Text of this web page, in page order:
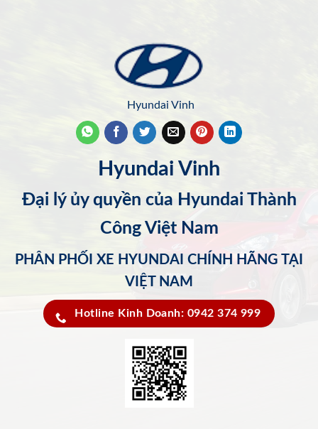
Hyundai Vinh
Hyundai Vinh
Đại lý ủy quyền của Hyundai Thành
Công Việt Nam
PHÂN PHỐI XE HYUNDAI CHÍNH HÃNG TẠI
VIỆT NAM
Hotline Kinh Doanh: 0942 374 999